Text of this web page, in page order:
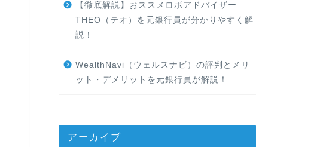
【徹底解説】おススメロボアドバイザー
THEO（テオ）を元銀行員が分かりやすく解
説！
WealthNavi（ウェルスナビ）の評判とメリ
ット・デメリットを元銀行員が解説！
アーカイブ